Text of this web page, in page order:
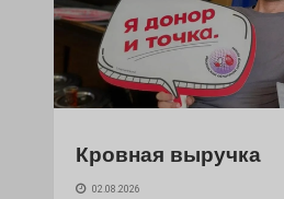
Кровная выручка
02.08.2026